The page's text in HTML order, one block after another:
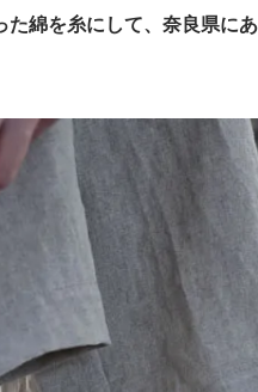
綿を糸にして、奈良県に